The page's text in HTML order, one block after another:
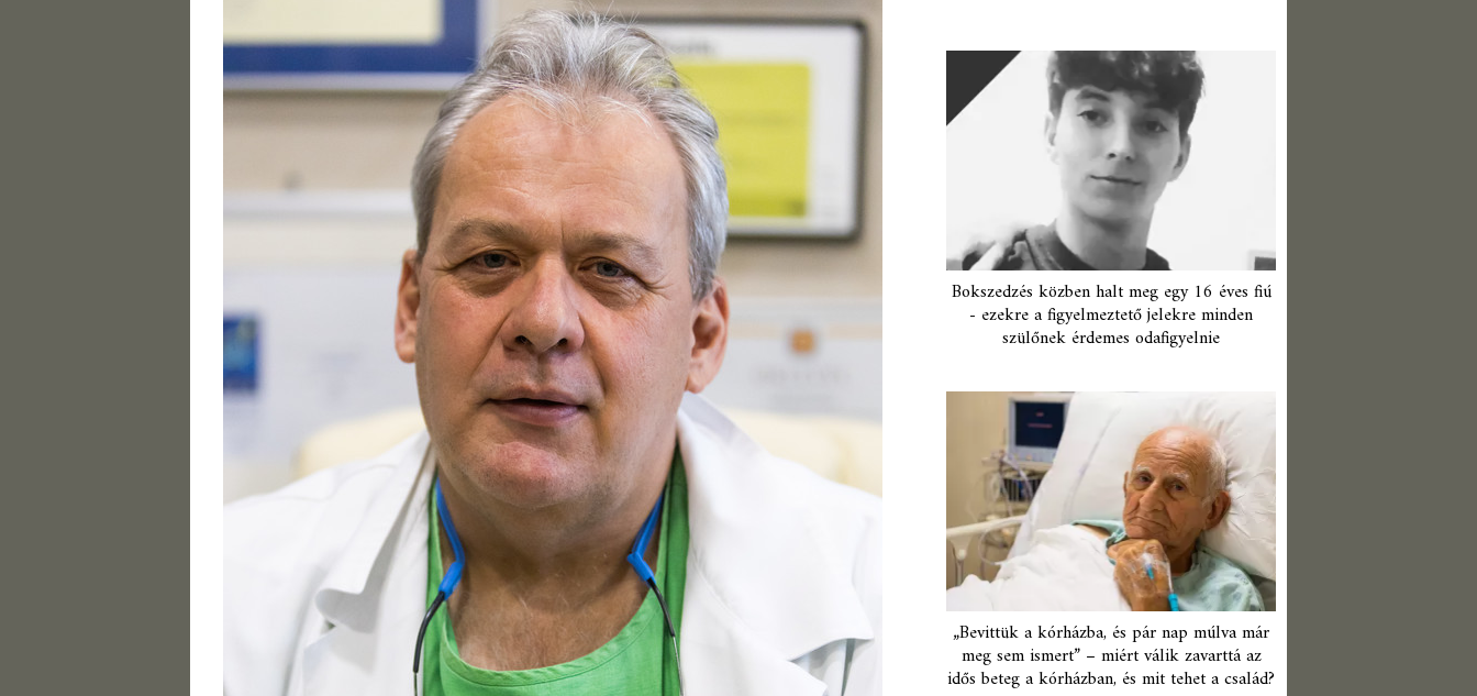
Bokszedzés közben halt meg egy 16 éves fiú
- ezekre a figyelmeztető jelekre minden
szülőnek érdemes odafigyelnie
„Bevittük a kórházba, és pár nap múlva már
meg sem ismert” – miért válik zavarttá az
idős beteg a kórházban, és mit tehet a család?